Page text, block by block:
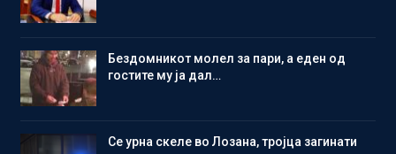
Бездомникот молел за пари, а еден од
гостите му ја дал…
Се урна скеле во Лозана, тројца загинати